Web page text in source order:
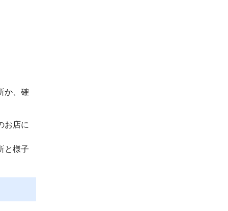
か、確
お店に
と様子